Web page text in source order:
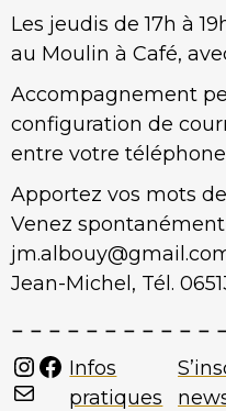
Les jeudis de 17h à
au Moulin à Café,
Accompagnement
configuration de
entre votre
Apportez vos mots
Venez spontanément
Jean-Michel, Tél.
Instagram
Facebook
Mail
Infos
pratiques